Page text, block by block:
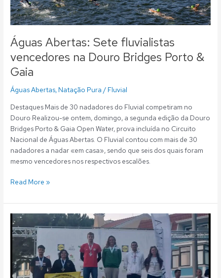
Águas Abertas: Sete fluvialistas
vencedores na Douro Bridges Porto &
Gaia
Águas Abertas, Natação Pura / Fluvial
Destaques Mais de 30 nadadores do Fluvial competiram no
Douro Realizou-se ontem, domingo, a segunda edição da Douro
Bridges Porto & Gaia Open Water, prova incluída no Circuito
Nacional de Águas Abertas. O Fluvial contou com mais de 30
nadadores a nadar «em casa», sendo que seis dos quais foram
mesmo vencedores nos respectivos escalões.
Gaia
Read More »
Águas
Abertas:
Fluvialistas
pódio
em